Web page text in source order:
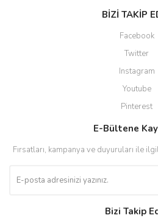
BİZİ TAKİP
Facebook
Twitter
Instagram
Youtube
Pinterest
E-Bültene
Fırsatları, kampanya ve duyuruları ile
Bizi Takip